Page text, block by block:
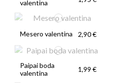
valentina
Mesero valentina 2,90 €
Paipai boda
valentina
1,99 €